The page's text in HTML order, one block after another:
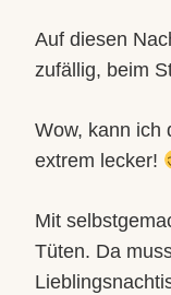
Auf diesen
zufällig, beim
Wow, kann ich
extrem lecker!
Mit
Tüten. Da